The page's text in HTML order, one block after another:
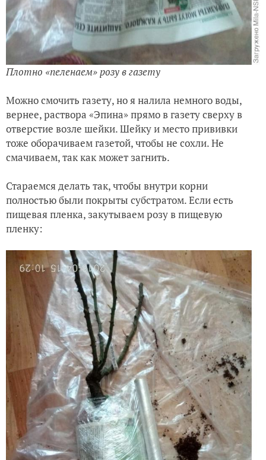
Плотно «пеленаем» розу в газету
Можно смочить газету, но я налила немного воды,
вернее, раствора «Эпина» прямо в газету сверху в
отверстие возле шейки. Шейку и место прививки
тоже оборачиваем газетой, чтобы не сохли. Не
смачиваем, так как может загнить.
Стараемся делать так, чтобы внутри корни
полностью были покрыты субстратом. Если есть
пищевая пленка, закутываем розу в пищевую
пленку: